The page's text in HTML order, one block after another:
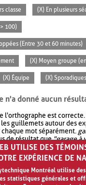
classe (X) En plusieurs
100)
(Entre 30 et 60 minutes)
(X) Moyen groupe
(X) Équipe (X) Sporadiques
n'a donné aucun
l'orthographe est correcte.
guillemets autour des
mot séparément.
de résultat que"garage à
votre recherche
plus de résultat
UTILISE DES
EXPÉRIENCE DE
Montréal utilise
statistiques générales et